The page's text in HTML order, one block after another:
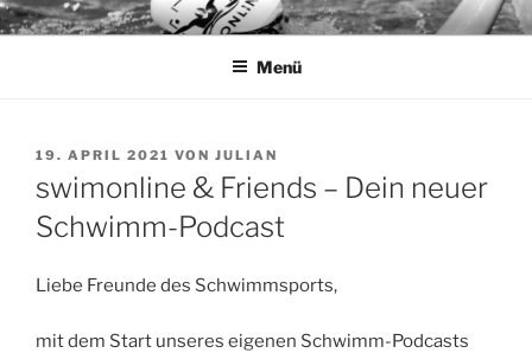
Zum
InhaltSWIMONLINE – SWIM
PHOTOGRAPHY
Menü
VERÖFFENTLICHT
19. APRIL 2021 VON JULIAN
swimonline & Friends – Dein neuer
Schwimm-Podcast
Liebe Freunde des Schwimmsports,
mit dem Start unseres eigenen Schwimm-Podcasts